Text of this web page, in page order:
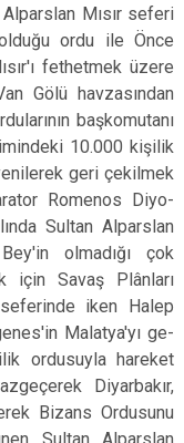
Mısır seferi
ordu ile Önce
fethetmek üzere
Gölü havzasından
başkomutanı
10.000 kişilik
geri çekilmek
Romenos Diyo-
Sultan Alparslan
olmadığı çok
için Savaş Plânları
seferinde iken Halep
Malatya'yı ge­
ordusuyla hareket
Diyarbakır,
Bizans Ordusunu